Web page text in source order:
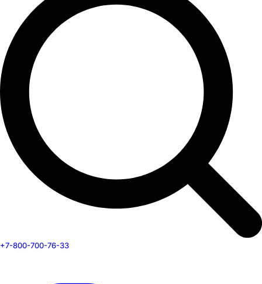
+7-800-700-76-33